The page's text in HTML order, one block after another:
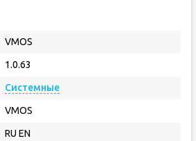
VMOS
1.0.63
Системные
VMOS
RU EN